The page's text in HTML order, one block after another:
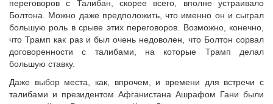
переговоров с Талибан, скорее всего, вполне устраивало
Болтона. Можно даже предположить, что именно он и сыграл
большую роль в срыве этих переговоров. Возможно, конечно,
что Трамп как раз и был очень недоволен, что Болтон сорвал
договоренности с талибами, на которые Трамп делал
большую ставку.
Даже выбор места, как, впрочем, и времени для встречи с
талибами и президентом Афганистана Ашрафом Гани были